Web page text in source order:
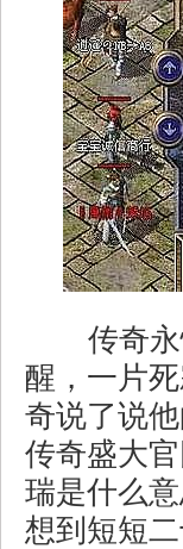
传奇永
醒，一片
奇说了说
传奇盛大
瑞是什么
想到短短